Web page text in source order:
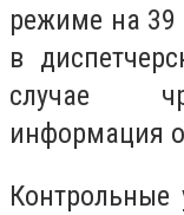
режиме на 39
в
случае
информация
Контрольные